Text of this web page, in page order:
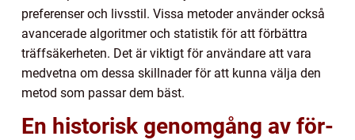
preferenser och livsstil. Vissa metoder använder också
avancerade algoritmer och statistik för att förbättra
träffsäkerheten. Det är viktigt för användare att vara
medvetna om dessa skillnader för att kunna välja den
metod som passar dem bäst.
En historisk genomgång av för-